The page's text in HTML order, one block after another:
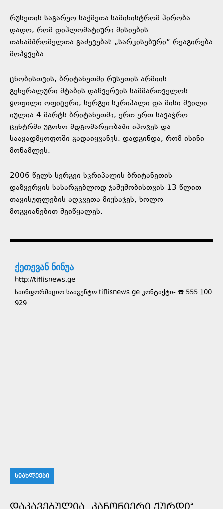
რუსეთის საგარეო საქმეთა სამინისტრომ პირობა
დადო, რომ დიპლომატიური მისიების
თანამშრომელთა გაძევებას „სარკისებური“ რეაგირება
მოჰყვება.
ცნობისთვის, ბრიტანეთში რუსეთის არმიის
გენერალური შტაბის დაზვერვის სამმართველოს
ყოფილი ოფიცერი, სერგეი სკრიპალი და მისი შვილი
იულია 4 მარტს ბრიტანეთში, ერთ-ერთ სავაჭრო
ცენტრში უგონო მდგომარეობაში იპოვეს და
საავადმყოფოში გადაიყვანეს. დადგინდა, რომ ისინი
მოწამლეს.
2006 წელს სერგეი სკრიპალის ბრიტანეთის
დაზვერვის სასარგებლოდ ჯაშუშობისთვის 13 წლით
თავისუფლების აღკვეთა მიუსაჯეს, ხოლო
მოგვიანებით შეიწყალეს.
ქეთევან ნინუა
http://tiflisnews.ge
საინფორმაციო სააგენტო tiflisnews.ge კონტაქტი- ☎️ 555 100
929
ᲡᲘᲐᲮᲚᲔᲔᲑᲘ
ᲓᲐᲙᲐᲕᲔᲑᲣᲚᲘᲐ „ᲙᲐᲜᲝᲜᲘᲔᲠᲘ ᲥᲣᲠᲓᲘ“